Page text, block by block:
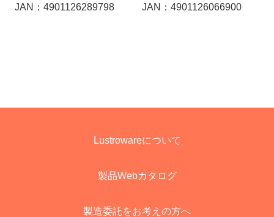
JAN：4901126289798
JAN：4901126066900
Lustrowareについて
製品Webカタログ
製造委託をお考えの方へ